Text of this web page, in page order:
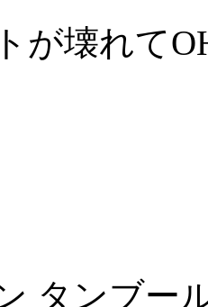
が壊れて
タンブー